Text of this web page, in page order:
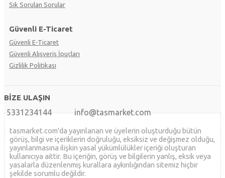
Sık Sorulan Sorular
Güvenli E-Ticaret
Güvenli E-Ticaret
Güvenli Alışveriş İpuçları
Gizlilik Politikası
BİZE ULAŞIN
5331234144 info@tasmarket.com
tasmarket.com'da yayınlanan ve üyelerin oluşturduğu bütün
görüş, bilgi ve içeriklerin doğruluğu, eksiksiz ve değişmez olduğu,
yayınlanmasına ilişkin yasal yükümlülükler içeriği oluşturan
kullanıcıya aittir. Bu içeriğin, görüş ve bilgilerin yanlış, eksik veya
yasalarla düzenlenmiş kurallara aykırılığından sitemiz hiçbir
şekilde sorumlu değildir.